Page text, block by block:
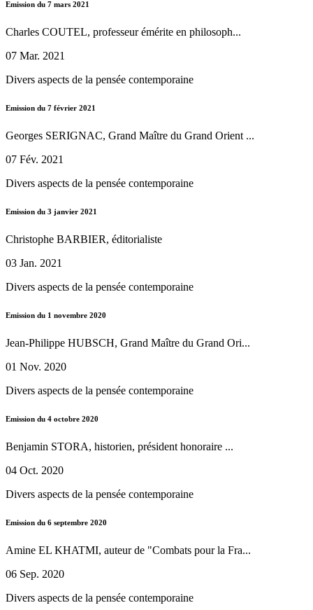
Emission du 7 mars 2021
Charles COUTEL, professeur émérite en philosoph...
07 Mar. 2021
Divers aspects de la pensée contemporaine
Emission du 7 février 2021
Georges SERIGNAC, Grand Maître du Grand Orient ...
07 Fév. 2021
Divers aspects de la pensée contemporaine
Emission du 3 janvier 2021
Christophe BARBIER, éditorialiste
03 Jan. 2021
Divers aspects de la pensée contemporaine
Emission du 1 novembre 2020
Jean-Philippe HUBSCH, Grand Maître du Grand Ori...
01 Nov. 2020
Divers aspects de la pensée contemporaine
Emission du 4 octobre 2020
Benjamin STORA, historien, président honoraire ...
04 Oct. 2020
Divers aspects de la pensée contemporaine
Emission du 6 septembre 2020
Amine EL KHATMI, auteur de "Combats pour la Fra...
06 Sep. 2020
Divers aspects de la pensée contemporaine